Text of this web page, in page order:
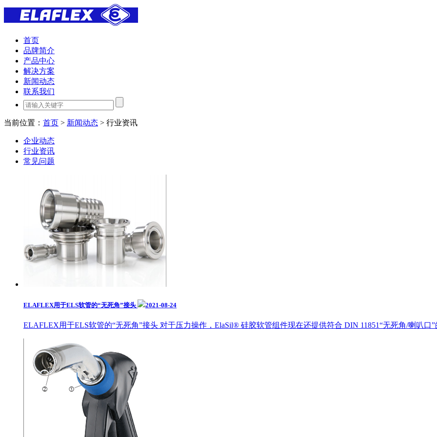
首页
品牌简介
产品中心
解决方案
新闻动态
联系我们
当前位置： 首页 > 新闻动态 > 行业资讯
企业动态
行业资讯
常见问题
ELAFLEX用于ELS软管的“无死角”接头 2021-08-24
ELAFLEX用于ELS软管的“无死角”接头 对于压力操作，ElaSil® 硅胶软管组件现在还提供符合 DIN 11851“无死角/喇叭口”